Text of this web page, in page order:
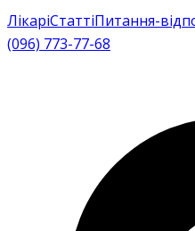
ЛікаріСтаттіПитання-
(096) 773-77-68